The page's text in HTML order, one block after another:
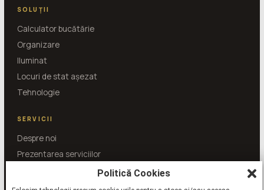
SOLUȚII
Calculator bucătărie
Organizare
Iluminat
Locuri de stat așezat
Tehnologie
SERVICII
Despre noi
Prezentarea serviciilor
Politică Cookies